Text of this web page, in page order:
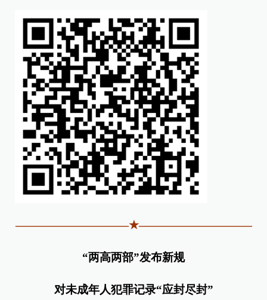
——————————★——————————
“两高两部”发布新规
对未成年人犯罪记录“应封尽封”